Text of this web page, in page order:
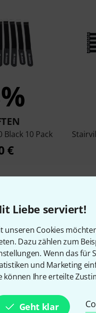
Liebe serviert!
unseren Cookies
Dazu zählen zum
Wenn das für
und Marketing
können Ihre erteilte
Geht klar
Black 10 Pack
€
Zubehör